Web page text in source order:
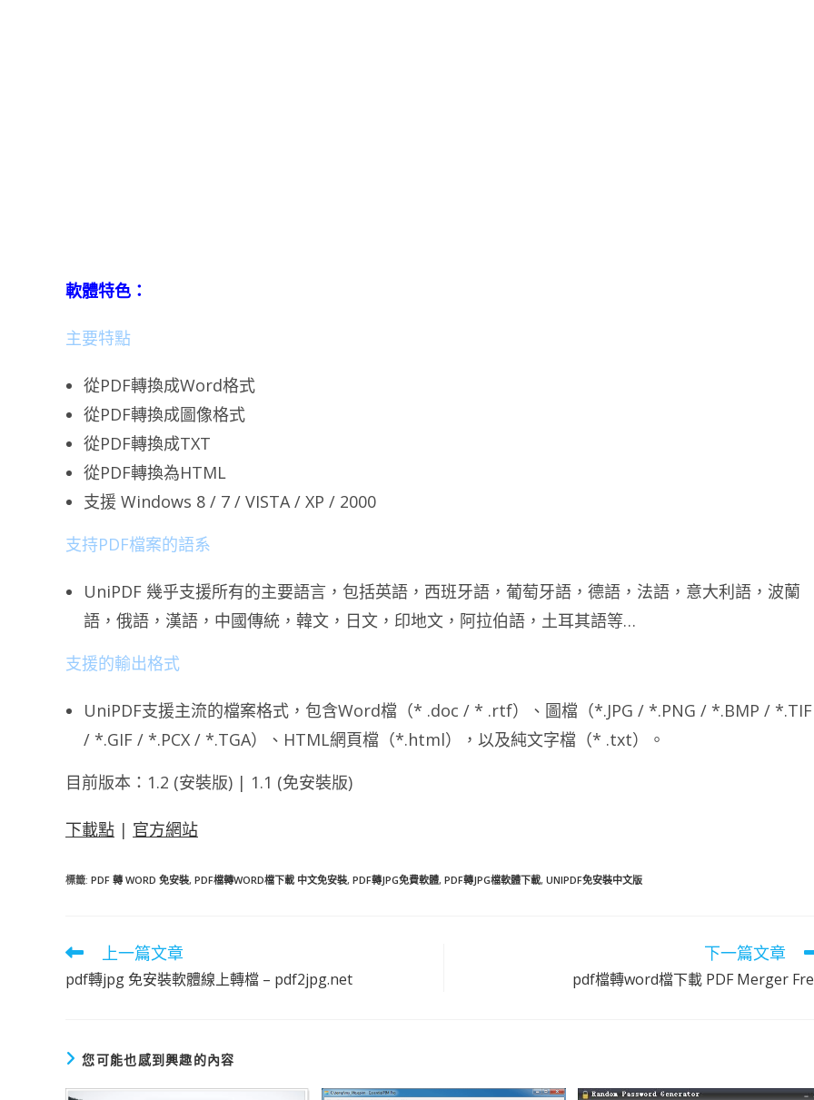
軟體特色：
主要特點
從PDF轉換成Word格式
從PDF轉換成圖像格式
從PDF轉換成TXT
從PDF轉換為HTML
支援 Windows 8 / 7 / VISTA / XP / 2000
支持PDF檔案的語系
UniPDF 幾乎支援所有的主要語言，包括英語，西班牙語，葡萄牙語，德語，法語，意大利語，波蘭
語，俄語，漢語，中國傳統，韓文，日文，印地文，阿拉伯語，土耳其語等…
支援的輸出格式
UniPDF支援主流的檔案格式，包含Word檔（* .doc / * .rtf）、圖檔（*.JPG / *.PNG / *.BMP / *.TIF
/ *.GIF / *.PCX / ​​*.TGA）、HTML網頁檔（*.html），以及純文字檔（* .txt）。
目前版本：1.2 (安裝版) | 1.1 (免安裝版)
下載點 | 官方網站
標籤: PDF 轉 WORD 免安裝, PDF檔轉WORD檔下載 中文免安裝, PDF轉JPG免費軟體, PDF轉JPG檔軟體下載, UNIPDF免安裝中文版
閱
更
上一篇文章
pdf轉jpg 免安裝軟體線上轉檔 – pdf2jpg.net
下一篇文章
pdf檔轉word檔下載 PDF Merger
您可能也感到興趣的內容